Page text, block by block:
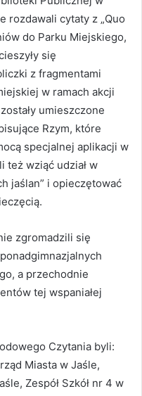
rozdawali cytaty z „Quo
do Parku Miejskiego,
się
z fragmentami
w ramach akcji
umieszczone
Rzym, które
specjalnej aplikacji w
też wziąć udział w
jaślan” i opieczętować
zgromadzili się
a przechodnie
tej wspaniałej
Czytania byli:
Miasta w Jaśle,
Zespół Szkół nr 4 w